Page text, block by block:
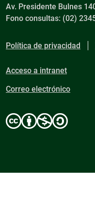
Av. Presidente Bulnes
Fono consultas: (02)
Política de privacidad
Acceso a intranet
Correo electrónico